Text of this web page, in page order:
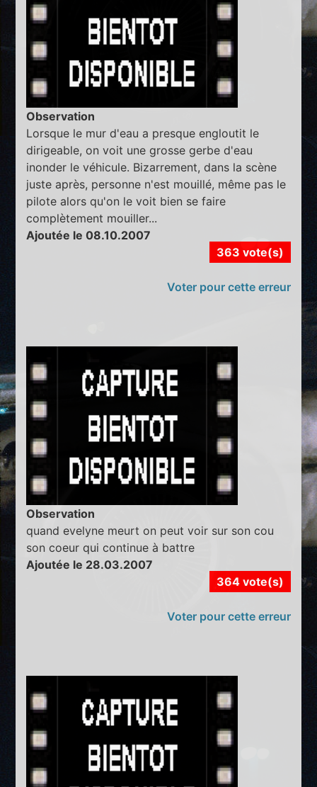
Observation
Lorsque le mur d'eau a presque engloutit le
dirigeable, on voit une grosse gerbe d'eau
inonder le véhicule. Bizarrement, dans la scène
juste après, personne n'est mouillé, même pas le
pilote alors qu'on le voit bien se faire
complètement mouiller...
Ajoutée le 08.10.2007
363 vote(s)
Voter pour cette erreur
Observation
quand evelyne meurt on peut voir sur son cou
son coeur qui continue à battre
Ajoutée le 28.03.2007
364 vote(s)
Voter pour cette erreur